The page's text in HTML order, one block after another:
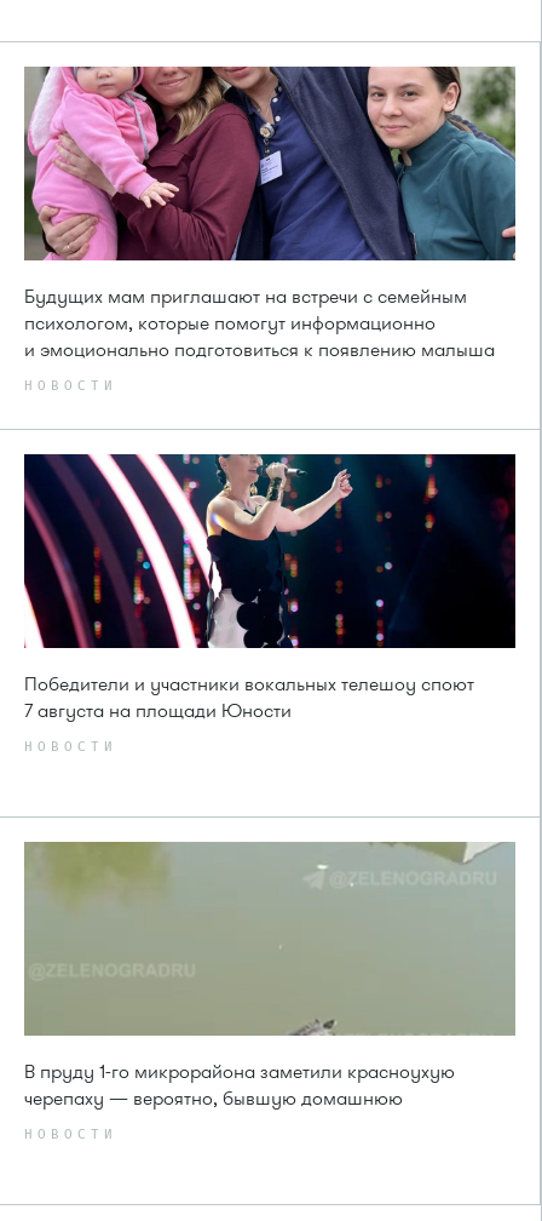
Будущих мам приглашают на встречи с семейным
психологом, которые помогут информационно
и эмоционально подготовиться к появлению малыша
НОВОСТИ
Победители и участники вокальных телешоу споют
7 августа на площади Юности
НОВОСТИ
В пруду 1-го микрорайона заметили красноухую
черепаху — вероятно, бывшую домашнюю
НОВОСТИ